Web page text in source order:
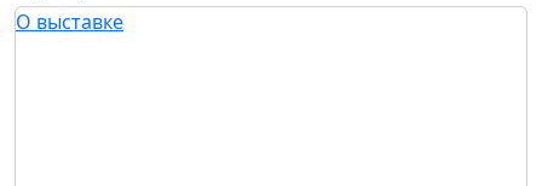
О выставке